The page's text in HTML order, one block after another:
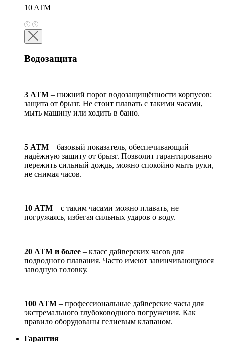
10 ATM
Водозащита
3 АТМ – нижний порог водозащищённости корпусов:
защита от брызг. Не стоит плавать с такими часами,
мыть машину или ходить в баню.
5 АТМ – базовый показатель, обеспечивающий
надёжную защиту от брызг. Позволит гарантированно
пережить сильный дождь, можно спокойно мыть руки,
не снимая часов.
10 АТМ – с таким часами можно плавать, не
погружаясь, избегая сильных ударов о воду.
20 АТМ и более – класс дайверских часов для
подводного плавания. Часто имеют завинчивающуюся
заводную головку.
100 АТМ – профессиональные дайверские часы для
экстремального глубоководного погружения. Как
правило оборудованы гелиевым клапаном.
Гарантия